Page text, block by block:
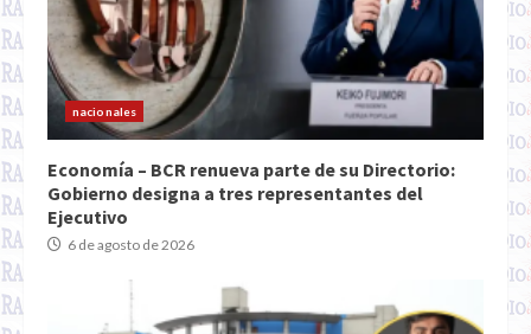
nacionales
Economía – BCR renueva parte de su Directorio:
Gobierno designa a tres representantes del
Ejecutivo
6 de agosto de 2026